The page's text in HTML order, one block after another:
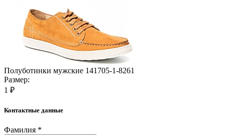
Полуботинки мужские 141705-1-8261
Размер:
1 ₽
Контактные данные
Фамилия *